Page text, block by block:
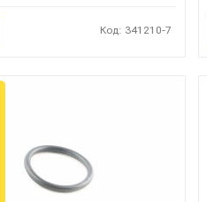
Код: 341210-7